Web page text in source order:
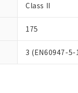
Class II
175
3 (EN60947-5-